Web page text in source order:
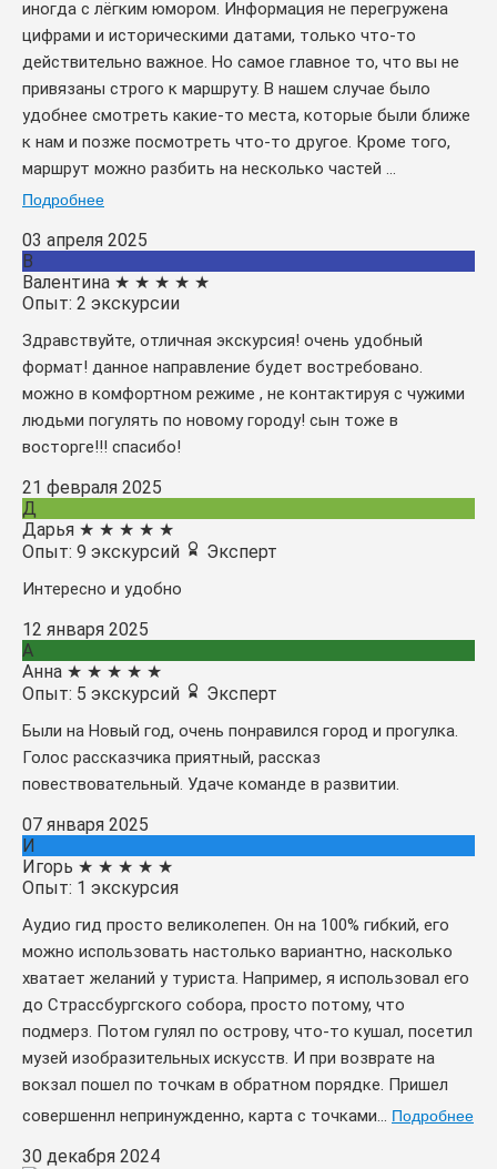
иногда с лёгким юмором. Информация не перегружена
цифрами и историческими датами, только что-то
действительно важное. Но самое главное то, что вы не
привязаны строго к маршруту. В нашем случае было
удобнее смотреть какие-то места, которые были ближе
к нам и позже посмотреть что-то другое. Кроме того,
маршрут можно разбить на несколько частей ...
Подробнее
03 апреля 2025
В
Валентина ★ ★ ★ ★ ★
Опыт: 2 экскурсии
Здравствуйте, отличная экскурсия! очень удобный
формат! данное направление будет востребовано.
можно в комфортном режиме , не контактируя с чужими
людьми погулять по новому городу! сын тоже в
восторге!!! спасибо!
21 февраля 2025
Д
Дарья ★ ★ ★ ★ ★
Опыт: 9 экскурсий
Эксперт
Интересно и удобно
12 января 2025
А
Анна ★ ★ ★ ★ ★
Опыт: 5 экскурсий
Эксперт
Были на Новый год, очень понравился город и прогулка.
Голос рассказчика приятный, рассказ
повествовательный. Удаче команде в развитии.
07 января 2025
И
Игорь ★ ★ ★ ★ ★
Опыт: 1 экскурсия
Аудио гид просто великолепен. Он на 100% гибкий, его
можно использовать настолько вариантно, насколько
хватает желаний у туриста. Например, я использовал его
до Страссбургского собора, просто потому, что
подмерз. Потом гулял по острову, что-то кушал, посетил
музей изобразительных искусств. И при возврате на
вокзал пошел по точкам в обратном порядке. Пришел
совершеннл непринужденно, карта с точками... Подробнее
30 декабря 2024